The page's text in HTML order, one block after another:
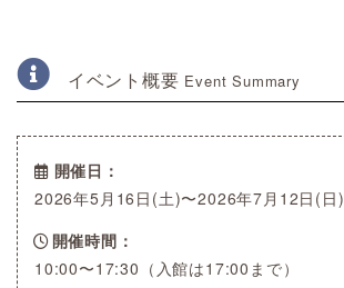
イベント概要 Event Summary
開催日
2026年5月16日(土)〜2026年7月12日(日)
開催時間
10:00〜17:30（入館は17:00まで）